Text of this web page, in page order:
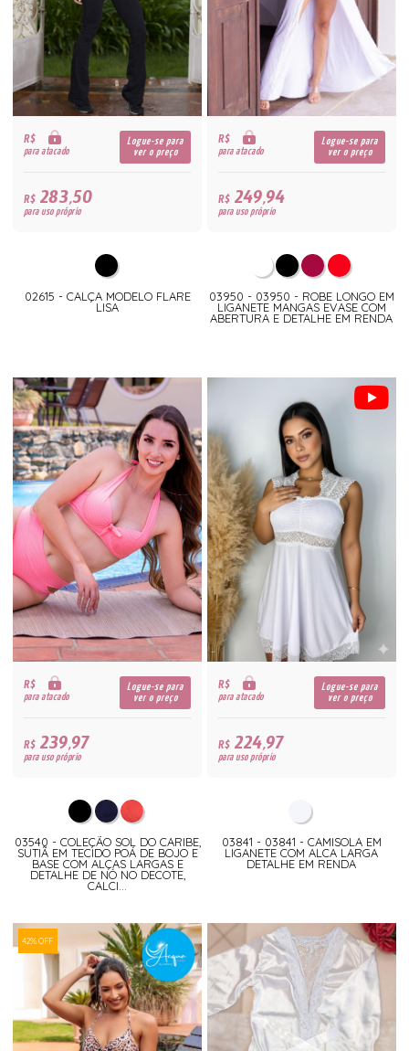
R$
para atacado
Logue-se para
ver o preço
R$283,50
para uso próprio
02615 - CALÇA MODELO FLARE
LISA
R$
para atacado
Logue-se para
ver o preço
R$249,94
para uso próprio
03950 - 03950 - ROBE LONGO EM
LIGANETE MANGAS EVASE COM
ABERTURA E DETALHE EM RENDA
R$
para atacado
Logue-se para
ver o preço
R$239,97
para uso próprio
03540 - COLEÇÃO SOL DO CARIBE,
SUTIÃ EM TECIDO POÁ DE BOJO E
BASE COM ALÇAS LARGAS E
DETALHE DE NÓ NO DECOTE,
CALCI...
R$
para atacado
Logue-se para
ver o preço
R$224,97
para uso próprio
03841 - 03841 - CAMISOLA EM
LIGANETE COM ALCA LARGA
DETALHE EM RENDA
42% OFF